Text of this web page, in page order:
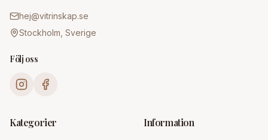
hej@vitrinskap.se
Stockholm, Sverige
Följ oss
Kategorier Information